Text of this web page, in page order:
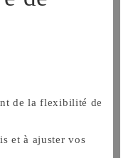
de la flexibilité de
et à ajuster vos